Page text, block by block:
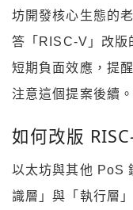
坊開發核心生態的
答「RISC-V」改版
短期負面效應，提
注意這個提案後續。
如何改版
以太坊與其他 PoS
識層」與「執行層